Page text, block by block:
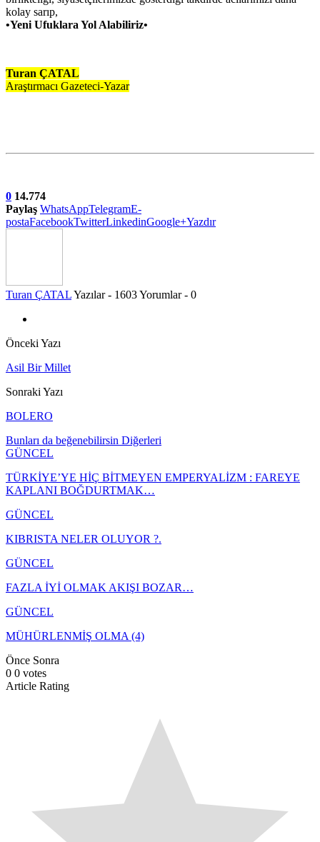
kolay sarıp,
•Yeni Ufuklara Yol Alabiliriz•
Turan ÇATAL
Araştırmacı Gazeteci-Yazar
0 14.774
Paylaş WhatsAppTelegramE-
postaFacebookTwitterLinkedinGoogle+Yazdır
Turan ÇATALYazılar - 1603Yorumlar - 0
Önceki Yazı
Asil Bir Millet
Sonraki Yazı
BOLERO
Bunları da beğenebilirsin Diğerleri
GÜNCEL
TÜRKİYE’YE HİÇ BİTMEYEN EMPERYALİZM : FAREYE
KAPLANI BOĞDURTMAK…
GÜNCEL
KIBRISTA NELER OLUYOR ?.
GÜNCEL
FAZLA İYİ OLMAK AKIŞI BOZAR…
GÜNCEL
MÜHÜRLENMİŞ OLMA (4)
Önce Sonra
0 0 votes
Article Rating